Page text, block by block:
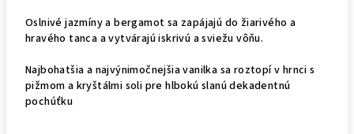
Oslnivé jazmíny a bergamot sa zapájajú do žiarivého a
hravého tanca a vytvárajú iskrivú a sviežu vôňu.
Najbohatšia a najvýnimočnejšia vanilka sa roztopí v hrnci s
pižmom a kryštálmi soli pre hlbokú slanú dekadentnú
pochúťku